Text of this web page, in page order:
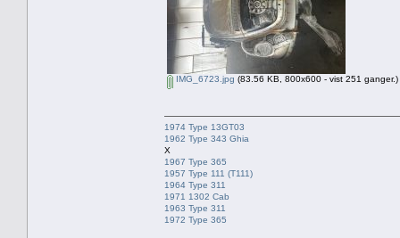
IMG_6723.jpg (83.56 KB, 800x600 - vist 251 ganger.)
1974 Type 13GT03
1962 Type 343 Ghia
X
1967 Type 365
1957 Type 111 (T111)
1964 Type 311
1971 1302 Cab
1963 Type 311
1972 Type 365